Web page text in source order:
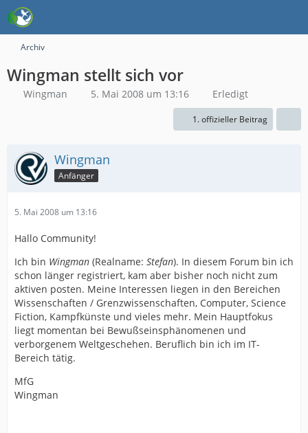
Archiv
Wingman stellt sich vor
Wingman 5. Mai 2008 um 13:16 Erledigt
1. offizieller Beitrag
Wingman
Anfänger
5. Mai 2008 um 13:16
Hallo Community!
Ich bin Wingman (Realname: Stefan). In diesem Forum bin ich
schon länger registriert, kam aber bisher noch nicht zum
aktiven posten. Meine Interessen liegen in den Bereichen
Wissenschaften / Grenzwissenschaften, Computer, Science
Fiction, Kampfkünste und vieles mehr. Mein Hauptfokus
liegt momentan bei Bewußseinsphänomenen und
verborgenem Weltgeschehen. Beruflich bin ich im IT-
Bereich tätig.
MfG
Wingman